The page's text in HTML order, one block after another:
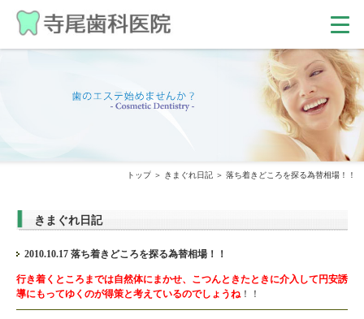
トップ きまぐれ日記 落ち着きどころを探る為替相場！！
きまぐれ日記
2010.10.17 落ち着きどころを探る為替相場！！
行き着くところまでは自然体にまかせ、こつんときたときに介入して円安誘
導にもってゆくのが得策と考えているのでしょうね！！